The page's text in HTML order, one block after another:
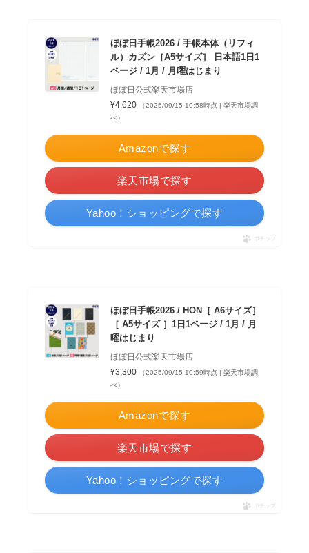
ほぼ日手帳2026 / 手帳本体（リフィ
ル）カズン［A5サイズ］ 日本語1日1
ページ / 1月 / 月曜はじまり
ほぼ日公式楽天市場店
¥4,620
（2025/09/15 10:58時点 | 楽天市場調
べ）
Amazonで探す
楽天市場で探す
Yahoo！ショッピングで探す
ポチップ
ほぼ日手帳2026 / HON［ A6サイズ］
［ A5サイズ ］1日1ページ / 1月 / 月
曜はじまり
ほぼ日公式楽天市場店
¥3,300
（2025/09/15 10:59時点 | 楽天市場調
べ）
Amazonで探す
楽天市場で探す
Yahoo！ショッピングで探す
ポチップ